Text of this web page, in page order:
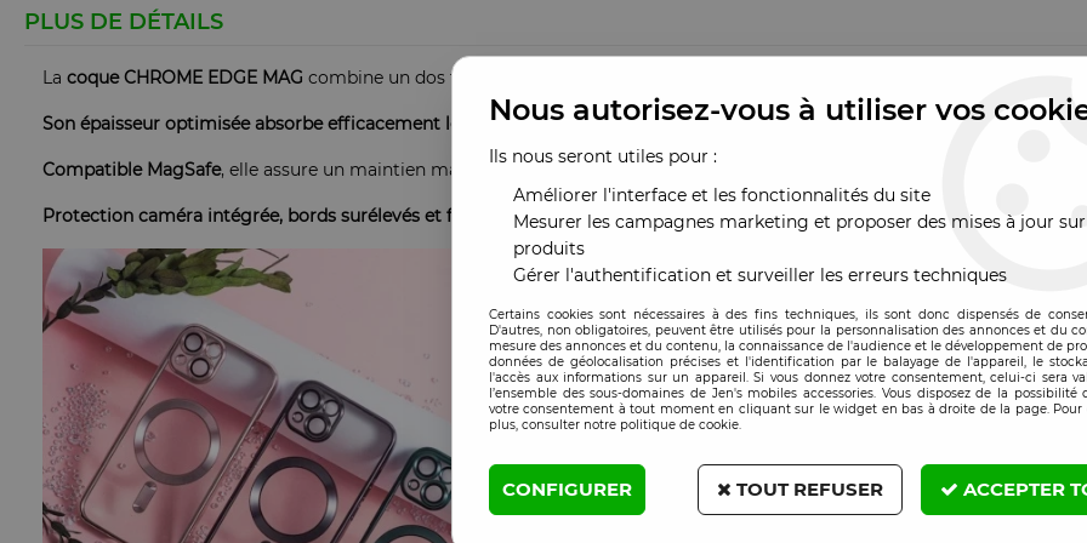
PLUS DE DÉTAILS
La coque CHROME EDGE MAG combine un dos transparent renforcé en
Son épaisseur optimisée absorbe efficacement les chocs tout en conservant un design épuré.
Compatible MagSafe, elle assure un maintien magnétique fiable et un chargement sans fil fluide.
Protection caméra intégrée, bords surélevés et finition soignée: une gamme idéale pour les revendeurs recherchant un
Nous autorisez-vous à utiliser vos
Ils nous seront utiles pour :
Améliorer l'interface et les fonctionnalités du site
Mesurer les campagnes marketing et proposer des mises à jour
produits
Gérer l'authentification et surveiller les erreurs techniques
Certains cookies sont nécessaires à des fins techniques, ils sont donc dispensés de
D'autres, non obligatoires, peuvent être utilisés pour la personnalisation des annonces et du
mesure des annonces et du contenu, la connaissance de l'audience et le développement de
données de géolocalisation précises et l'identification par le balayage de l'appareil, le
l'accès aux informations sur un appareil. Si vous donnez votre consentement, celui-ci sera
l’ensemble des sous-domaines de Jen's mobiles accessories. Vous disposez de la possibilité
votre consentement à tout moment en cliquant sur le widget en bas à droite de la page. Pour
plus, consulter notre politique de cookie.
CONFIGURER TOUT REFUSER ACCEPTER